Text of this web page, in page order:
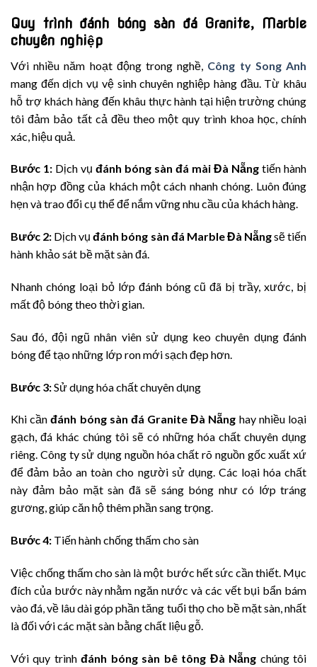
Quy trình đánh bóng sàn đá Granite, Marble
chuyên nghiệp
Với nhiều năm hoạt động trong nghề, Công ty Song Anh
mang đến dịch vụ vệ sinh chuyên nghiệp hàng đầu. Từ khâu
hỗ trợ khách hàng đến khâu thực hành tại hiện trường chúng
tôi đảm bảo tất cả đều theo một quy trình khoa học, chính
xác, hiệu quả.
Bước 1: Dịch vụ đánh bóng sàn đá mài Đà Nẵng tiến hành
nhận hợp đồng của khách một cách nhanh chóng. Luôn đúng
hẹn và trao đổi cụ thể để nắm vững nhu cầu của khách hàng.
Bước 2: Dịch vụđánh bóng sàn đá MarbleĐà Nẵngsẽ tiến
hành khảo sát bề mặt sàn đá.
Nhanh chóng loại bỏ lớp đánh bóng cũ đã bị trầy, xước, bị
mất độ bóng theo thời gian.
Sau đó, đội ngũ nhân viên sử dụng keo chuyên dụng đánh
bóng để tạo những lớp ron mới sạch đẹp hơn.
Bước 3:Sử dụng hóa chất chuyên dụng
Khi cầnđánh bóng sàn đá GraniteĐà Nẵng hay nhiều loại
gạch, đá khác chúng tôi sẽ có những hóa chất chuyên dụng
riêng. Công ty sử dụng nguồn hóa chất rõ nguồn gốc xuất xứ
để đảm bảo an toàn cho người sử dụng. Các loại hóa chất
này đảm bảo mặt sàn đã sẽ sáng bóng như có lớp tráng
gương, giúp căn hộ thêm phần sang trọng.
Bước 4: Tiến hành chống thấm cho sàn
Việc chống thấm cho sàn là một bước hết sức cần thiết. Mục
đích của bước này nhằm ngăn nước và các vết bụi bẩn bám
vào đá, về lâu dài góp phần tăng tuổi thọ cho bề mặt sàn, nhất
là đối với các mặt sàn bằng chất liệu gỗ.
Với quy trìnhđánh bóng sàn bê tông Đà Nẵng chúng tôi